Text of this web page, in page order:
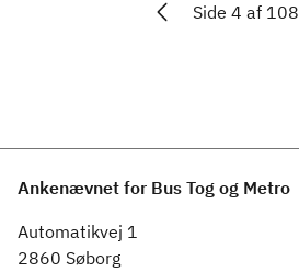
Side 4 af 108
Ankenævnet for Bus Tog og Metro
Automatikvej 1
2860 Søborg